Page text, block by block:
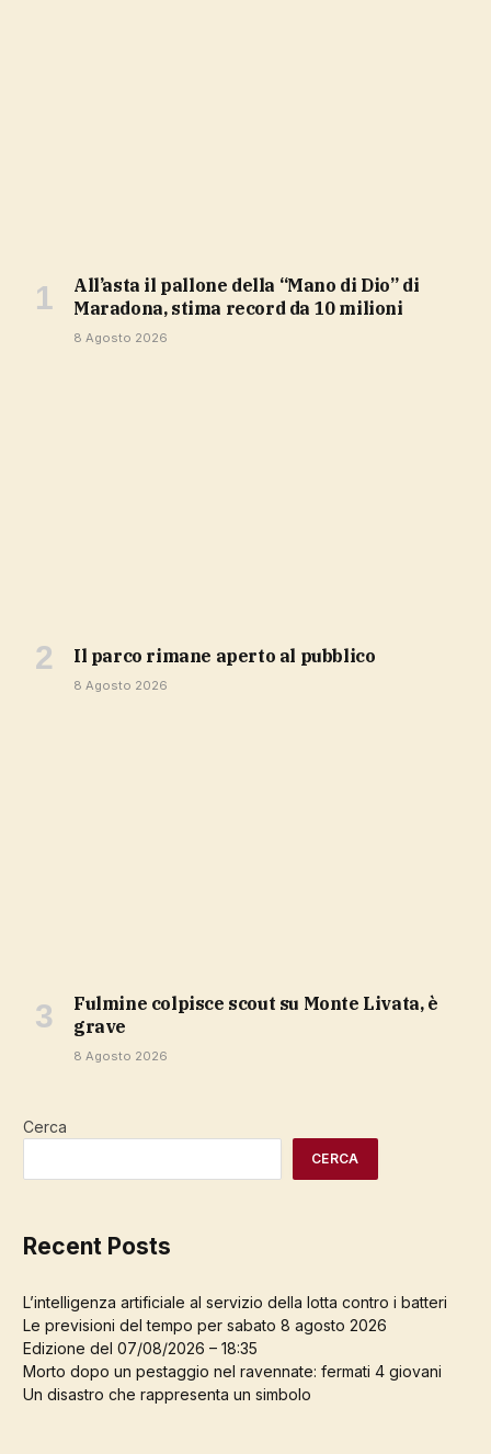
All’asta il pallone della “Mano di Dio” di
Maradona, stima record da 10 milioni
8 Agosto 2026
Il parco rimane aperto al pubblico
8 Agosto 2026
Fulmine colpisce scout su Monte Livata, è
grave
8 Agosto 2026
Cerca
CERCA
Recent Posts
L’intelligenza artificiale al servizio della lotta contro i batteri
Le previsioni del tempo per sabato 8 agosto 2026
Edizione del 07/08/2026 – 18:35
Morto dopo un pestaggio nel ravennate: fermati 4 giovani
Un disastro che rappresenta un simbolo